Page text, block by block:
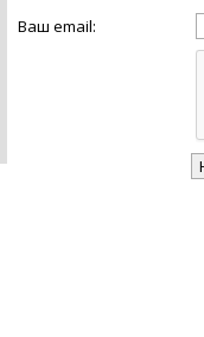
Ваш email: